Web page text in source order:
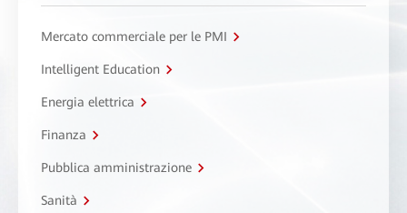
Mercato commerciale per le PMI
Intelligent Education
Energia elettrica
Finanza
Pubblica amministrazione
Sanità